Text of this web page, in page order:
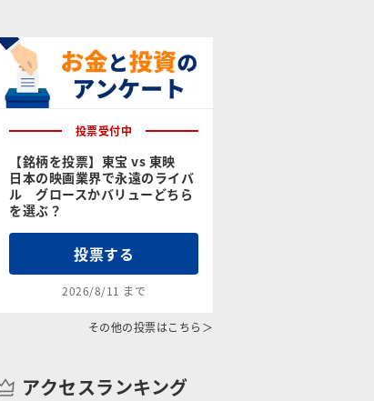
投票受付中
【銘柄を投票】東宝 vs 東映
日本の映画業界で永遠のライバ
ル グロースかバリューどちら
を選ぶ？
投票する
2026/8/11 まで
その他の投票はこちら＞
アクセスランキング